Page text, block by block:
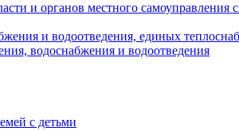
и органов местного
и водоотведения, единых
водоснабжения и водоотведения
с детьми